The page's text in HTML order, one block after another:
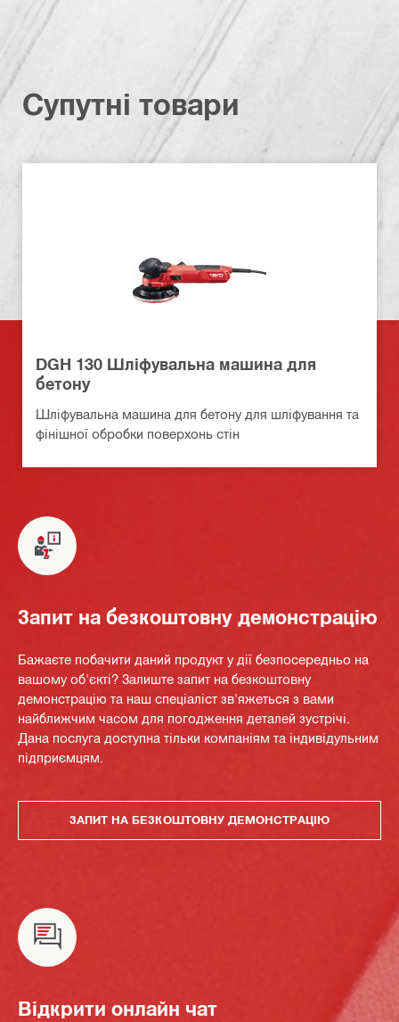
Супутні товари
DGH 130 Шліфувальна машина для
бетону
Шліфувальна машина для бетону для шліфування та
фінішної обробки поверхонь стін
Запит на безкоштовну демонстрацію
Бажаєте побачити даний продукт у дії безпосередньо на
вашому об'єкті? Залиште запит на безкоштовну
демонстрацію та наш спеціаліст зв'яжеться з вами
найближчим часом для погодження деталей зустрічі.
Дана послуга доступна тільки компаніям та індивідульним
підприємцям.
ЗАПИТ НА БЕЗКОШТОВНУ ДЕМОНСТРАЦІЮ
Відкрити онлайн чат